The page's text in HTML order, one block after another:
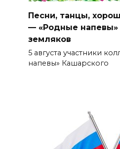
Песни, танцы,
— «Родные напевы»
земляков
5 августа участники
напевы» Кашарского